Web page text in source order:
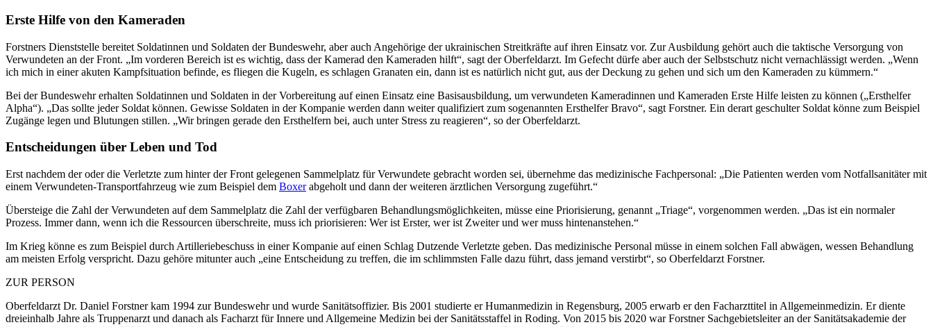
Erste Hilfe von den Kameraden
Forstners Dienststelle bereitet Soldatinnen und Soldaten der Bundeswehr, aber auch Angehörige der ukrainischen Streitkräfte auf ihren Einsatz vor. Zur Ausbildung gehört auch die taktische Versorgung von
Verwundeten an der Front. „Im vorderen Bereich ist es wichtig, dass der Kamerad den Kameraden hilft“, sagt der Oberfeldarzt. Im Gefecht dürfe aber auch der Selbstschutz nicht vernachlässigt werden. „Wenn
ich mich in einer akuten Kampfsituation befinde, es fliegen die Kugeln, es schlagen Granaten ein, dann ist es natürlich nicht gut, aus der Deckung zu gehen und sich um den Kameraden zu kümmern.“
Bei der Bundeswehr erhalten Soldatinnen und Soldaten in der Vorbereitung auf einen Einsatz eine Basisausbildung, um verwundeten Kameradinnen und Kameraden Erste Hilfe leisten zu können („Ersthelfer
Alpha“). „Das sollte jeder Soldat können. Gewisse Soldaten in der Kompanie werden dann weiter qualifiziert zum sogenannten Ersthelfer Bravo“, sagt Forstner. Ein derart geschulter Soldat könne zum Beispiel
Zugänge legen und Blutungen stillen. „Wir bringen gerade den Ersthelfern bei, auch unter Stress zu reagieren“, so der Oberfeldarzt.
Entscheidungen über Leben und Tod
Erst nachdem der oder die Verletzte zum hinter der Front gelegenen Sammelplatz für Verwundete gebracht worden sei, übernehme das medizinische Fachpersonal: „Die Patienten werden vom Notfallsanitäter mit
einem Verwundeten-Transportfahrzeug wie zum Beispiel dem Boxerabgeholt und dann der weiteren ärztlichen Versorgung zugeführt.“
Übersteige die Zahl der Verwundeten auf dem Sammelplatz die Zahl der verfügbaren Behandlungsmöglichkeiten, müsse eine Priorisierung, genannt „Triage“, vorgenommen werden. „Das ist ein normaler
Prozess. Immer dann, wenn ich die Ressourcen überschreite, muss ich priorisieren: Wer ist Erster, wer ist Zweiter und wer muss hintenanstehen.“
Im Krieg könne es zum Beispiel durch Artilleriebeschuss in einer Kompanie auf einen Schlag Dutzende Verletzte geben. Das medizinische Personal müsse in einem solchen Fall abwägen, wessen Behandlung
am meisten Erfolg verspricht. Dazu gehöre mitunter auch „eine Entscheidung zu treffen, die im schlimmsten Falle dazu führt, dass jemand verstirbt“, so Oberfeldarzt Forstner.
ZUR PERSON
Oberfeldarzt Dr. Daniel Forstner kam 1994 zur Bundeswehr und wurde Sanitätsoffizier. Bis 2001 studierte er Humanmedizin in Regensburg, 2005 erwarb er den Facharzttitel in Allgemeinmedizin. Er diente
dreieinhalb Jahre als Truppenarzt und danach als Facharzt für Innere und Allgemeine Medizin bei der Sanitätsstaffel in Roding. Von 2015 bis 2020 war Forstner Sachgebietsleiter an der Sanitätsakademie der